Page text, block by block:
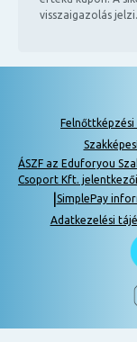
visszaigazolás jelzi.
Felnőttképzési
ÁSZF az Eduforyou
Csoport Kft.
SimplePay
Adatkezelési